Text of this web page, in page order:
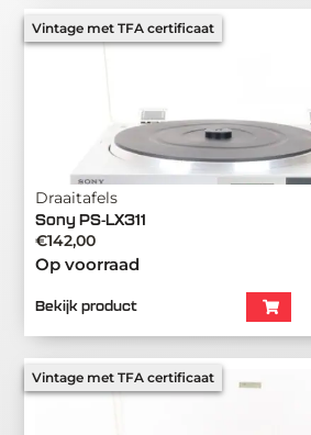
Vintage met TFA certificaat
Draaitafels
Sony PS-LX311
€142,00
Op voorraad
Bekijk product
Vintage met TFA certificaat